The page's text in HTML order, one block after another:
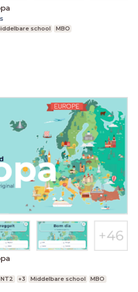
school
MBO
NT2 +3 Middelbare school
MBO